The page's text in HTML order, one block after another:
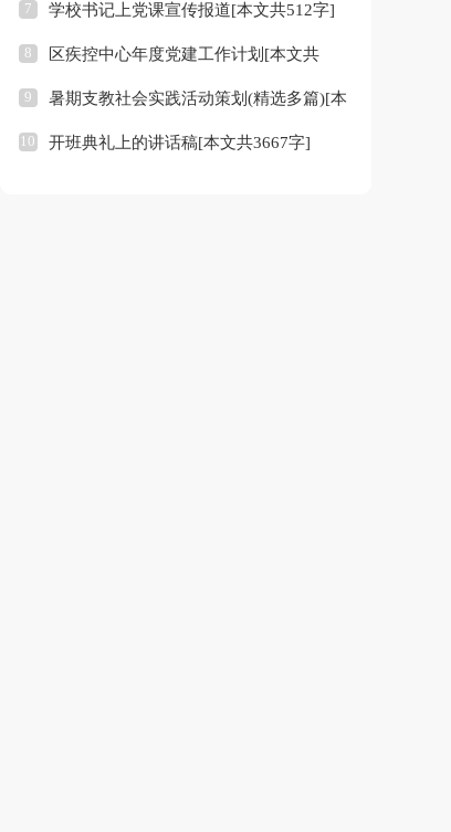
字]
7 学校书记上党课宣传报道[本文共512字]
8 区疾控中心年度党建工作计划[本文共
1804字]
9 暑期支教社会实践活动策划(精选多篇)[本
文共28093字]
10 开班典礼上的讲话稿[本文共3667字]